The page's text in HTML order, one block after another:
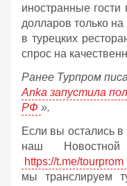
иностранные
долларов только на
в турецких
спрос на
Ранее Турпром
Anka запустила
РФ ».
Если вы остались в
наш
https://t.me/tourprom
мы транслируем